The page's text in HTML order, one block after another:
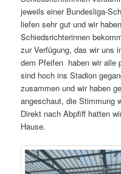
jeweils einer Bundesliga-
liefen sehr gut und wir
Schiedsrichterinnen
zur Verfügung, das wir uns
dem Pfeifen haben wir alle
sind hoch ins Stadion
zusammen und wir haben
angeschaut, die Stimmung
Direkt nach Abpfiff hatten
Hause.